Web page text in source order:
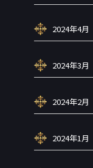
2024年4月
2024年3月
2024年2月
2024年1月